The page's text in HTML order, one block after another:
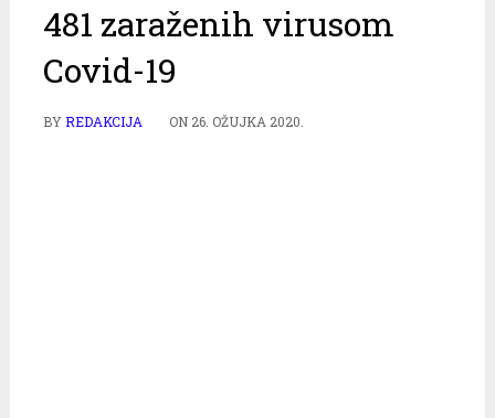
481 zaraženih virusom
Covid-19
BYREDAKCIJA ON 26. OŽUJKA 2020.